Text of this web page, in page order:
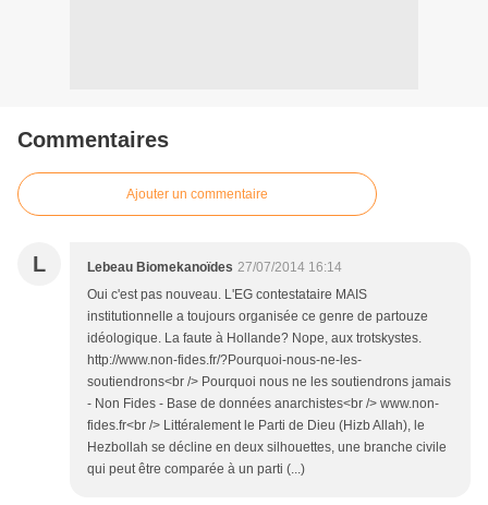
Commentaires
Ajouter un commentaire
L Lebeau Biomekanoïdes 27/07/2014 16:14
Oui c'est pas nouveau. L'EG contestataire MAIS
institutionnelle a toujours organisée ce genre de partouze
idéologique. La faute à Hollande? Nope, aux trotskystes.
http://www.non-fides.fr/?Pourquoi-nous-ne-les-
soutiendrons<br /> Pourquoi nous ne les soutiendrons jamais
- Non Fides - Base de données anarchistes<br /> www.non-
fides.fr<br /> Littéralement le Parti de Dieu (Hizb Allah), le
Hezbollah se décline en deux silhouettes, une branche civile
qui peut être comparée à un parti (...)